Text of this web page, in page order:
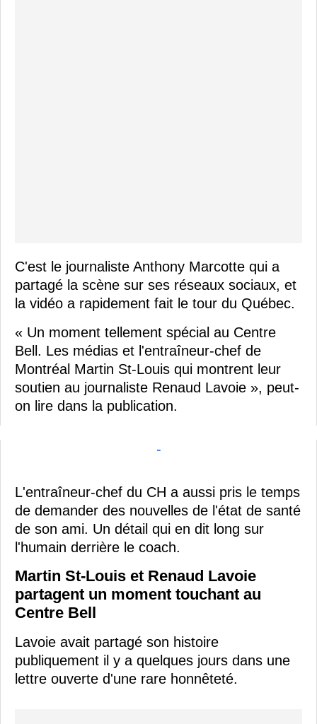
C'est le journaliste Anthony Marcotte qui a
partagé la scène sur ses réseaux sociaux, et
la vidéo a rapidement fait le tour du Québec.
« Un moment tellement spécial au Centre
Bell. Les médias et l'entraîneur-chef de
Montréal Martin St-Louis qui montrent leur
soutien au journaliste Renaud Lavoie », peut-
on lire dans la publication.
-
L'entraîneur-chef du CH a aussi pris le temps
de demander des nouvelles de l'état de santé
de son ami. Un détail qui en dit long sur
l'humain derrière le coach.
Martin St-Louis et Renaud Lavoie
partagent un moment touchant au
Centre Bell
Lavoie avait partagé son histoire
publiquement il y a quelques jours dans une
lettre ouverte d'une rare honnêteté.